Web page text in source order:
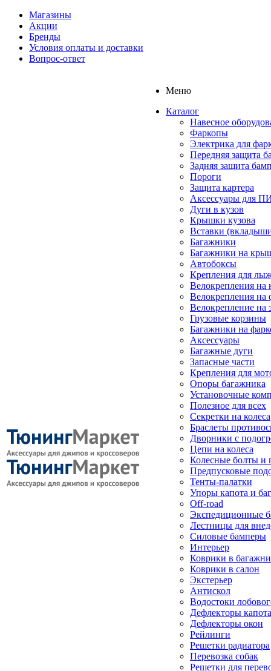
Магазины
Акции
Бренды
Условия оплаты и доставки
Вопрос-ответ
Меню
Каталог
Навесное
Фаркопы
Электрика для
Передняя защита
Задняя защита
Пороги
Защита картера
Аксессуары для
Дуги в кузов
Крышки кузова
Вставки
Багажники
Багажники на
Автобоксы
Крепления для
Велокрепления
Велокрепления на
Велокрепление на
Грузовые корзины
Багажники на
Аксессуары
Багажные дуги
Запасные части
Крепления для
Опоры багажника
Установочные
Полезное для всех
Секретки на колеса
Браслеты
Дворники с
Цепи на колеса
Колесные болты и
Предпусковые
Тенты-палатки
Упоры капота и
Off-road
Экспедиционные
Лестницы для
Силовые бамперы
Интерьер
Коврики в
Коврики в салон
Экстерьер
Антискол
Водостоки
Дефлекторы капота
Дефлекторы окон
Рейлинги
Решетки радиатора
Перевозка собак
Решетки для